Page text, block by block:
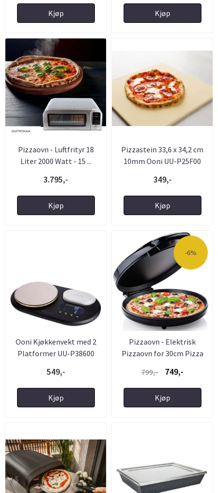
Kjøp Kjøp
Pizzaovn - Luftfrityr 18
Liter 2000 Watt - 15 ...
3.795,-
Kjøp
Pizzastein 33,6 x 34,2 cm
10mm Ooni UU-P25F00
349,-
Kjøp
Ooni Kjøkkenvekt med 2
Platformer UU-P38600
549,-
Kjøp
-6%
Pizzaovn - Elektrisk
Pizzaovn for 30cm Pizza
799,-
749,-
Kjøp